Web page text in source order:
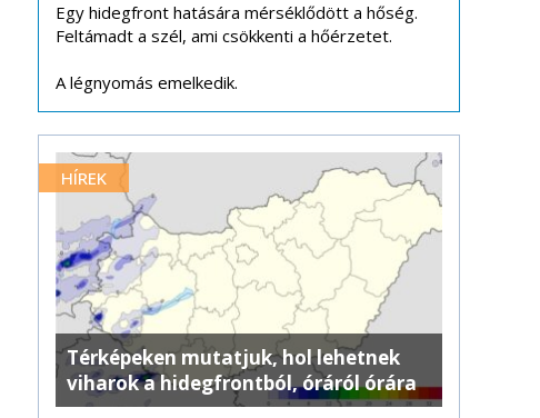
Egy hidegfront hatására mérséklődött a hőség.
Feltámadt a szél, ami csökkenti a hőérzetet.
A légnyomás emelkedik.
HÍREK
Térképeken mutatjuk, hol lehetnek
viharok a hidegfrontból, óráról órára